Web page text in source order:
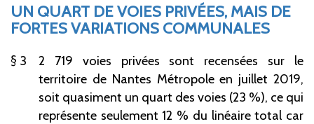
UN QUART DE VOIES PRIVÉES, MAIS DE
FORTES VARIATIONS COMMUNALES
3
2 719 voies privées sont recensées sur le
territoire de Nantes Métropole en juillet 2019,
soit quasiment un quart des voies (23 %), ce qui
représente seulement 12 % du linéaire total car